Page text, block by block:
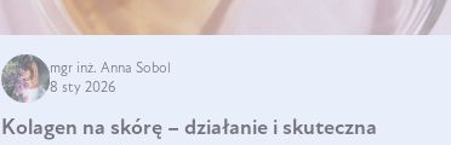
mgr inż. Anna Sobol
8 sty 2026
Kolagen na skórę – działanie i skuteczna